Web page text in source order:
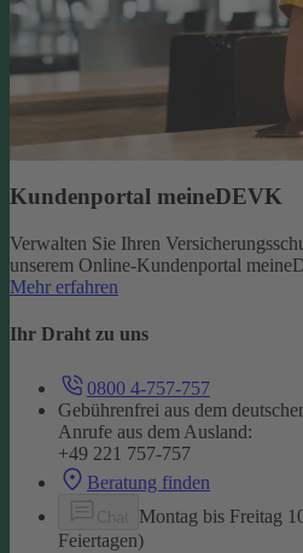
Kundenportal meineDEVK
Verwalten Sie Ihren
unserem Online-Kundenportal
Mehr erfahren
Ihr Draht zu uns
0800 4-757-757
Gebührenfrei aus dem
Anrufe aus dem Ausland:
+49 221 757-757
Beratung finden
Montag bis Freitag
Feiertagen)